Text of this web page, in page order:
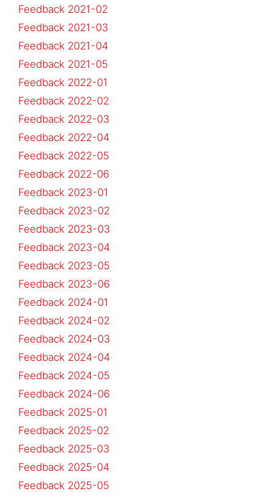
Feedback 2021-02
Feedback 2021-03
Feedback 2021-04
Feedback 2021-05
Feedback 2022-01
Feedback 2022-02
Feedback 2022-03
Feedback 2022-04
Feedback 2022-05
Feedback 2022-06
Feedback 2023-01
Feedback 2023-02
Feedback 2023-03
Feedback 2023-04
Feedback 2023-05
Feedback 2023-06
Feedback 2024-01
Feedback 2024-02
Feedback 2024-03
Feedback 2024-04
Feedback 2024-05
Feedback 2024-06
Feedback 2025-01
Feedback 2025-02
Feedback 2025-03
Feedback 2025-04
Feedback 2025-05